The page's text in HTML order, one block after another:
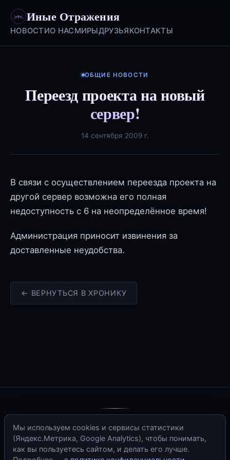
Иные Отражения
НОВОСТИО НАСМИРЫДРУЗЬЯКОНТАКТЫ
ОБЩИЕ НОВОСТИ
Переезд проекта на новый
сервер!
14 сентября 2009 г.
В связи с осуществлением переезда проекта на
другой сервер возможна его полная
недоступность с 6 на неопределённое время!
Администрация приносит извинения за
доставленные неудобства.
← ВЕРНУТЬСЯ В ХРОНИКУ
© 2006–2026 · Иные Отражения
RSS·Sitemap·Политика конфиденциальности·Контакты
Мы используем cookies и сервисы статистики
(Яндекс.Метрика, Google Analytics), чтобы понимать,
как вы пользуетесь сайтом, и делать его лучше.